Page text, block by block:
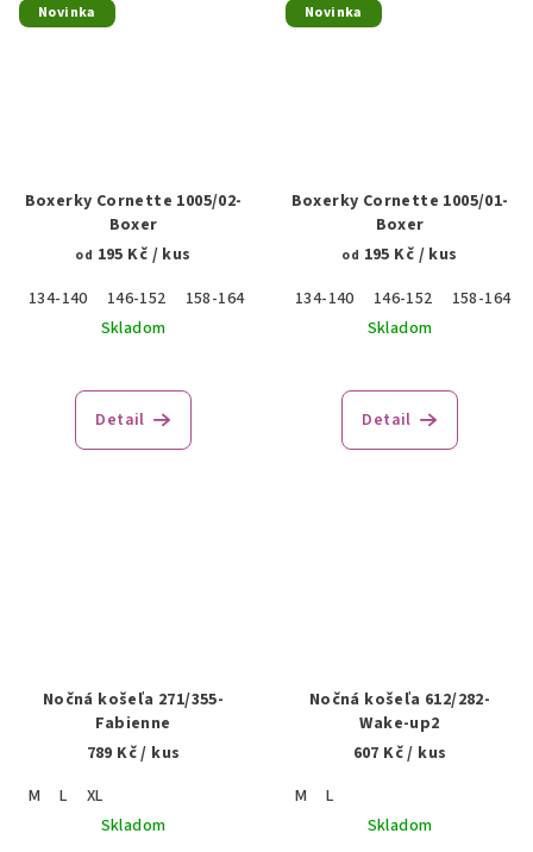
Novinka
Boxerky Cornette 1005/02-
Boxer
od 195 Kč / kus
134-140
146-152 158-164
176
Skladom
Detail
Novinka
Boxerky Cornette 1005/01-
Boxer
od 195 Kč / kus
134-140
146-152 158-164
Skladom
Detail
Nočná košeľa 271/355-
Fabienne
789 Kč/ kus
M
L
XL
Skladom
Nočná košeľa 612/282-
Wake-up2
607 Kč/ kus
M
L
Skladom